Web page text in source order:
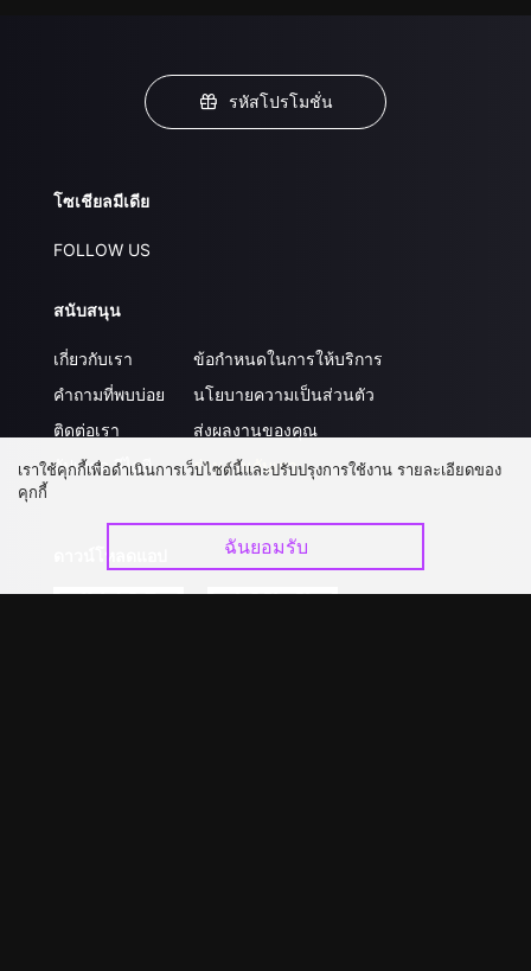
รหัสโปรโมชั่น
โซเชียลมีเดีย
FOLLOW US
สนับสนุน
เกี่ยวกับเรา
คำถามที่พบบ่อย
ติดต่อเรา
อัปเกรด วีไอพี
ข้อกำหนดในการให้บริการ
นโยบายความเป็นส่วนตัว
ส่งผลงานของคุณ
ร่วมงานกับเรา
เราใช้คุกกี้เพื่อดำเนินการเว็บไซต์นี้และปรับปรุงการใช้งาน รายละเอียดของ
คุกกี้
ฉันยอมรับ